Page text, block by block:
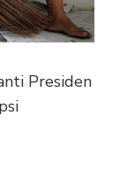
Presiden